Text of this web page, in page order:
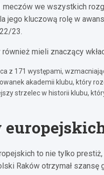
meczów we wszystkich
jego kluczową rolę w
23.
mieli znaczący
z 171 występami,
akademii klubu, który
strzelec w historii klubu,
to nie tylko
Raków otrzymał szansę